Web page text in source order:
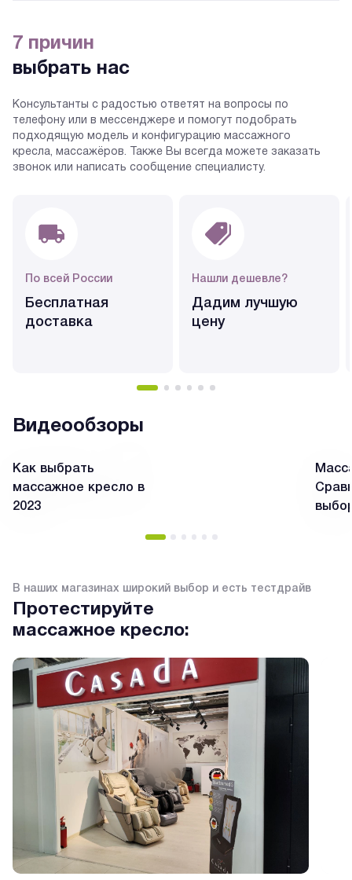
7 причин
выбрать нас
Консультанты с радостью ответят на вопросы по
телефону или в мессенджере и помогут подобрать
подходящую модель и конфигурацию массажного
кресла, массажёров. Также Вы всегда можете заказать
звонок или написать сообщение специалисту.
По всей России
Бесплатная
доставка
Нашли дешевле?
Дадим лучшую
цену
Видеообзоры
Как выбрать
массажное кресло в
2023
В наших магазинах широкий выбор и есть тестдрайв
Протестируйте
массажное кресло: